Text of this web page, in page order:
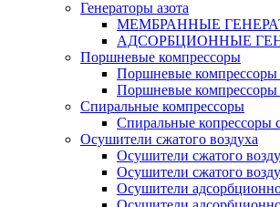
Генераторы азота
МЕМБРАННЫЕ
АДСОРБЦИОННЫЕ
Поршневые компрессоры
Поршневые компрессоры
Поршневые компрессоры
Спиральные компрессоры
Спиральные копрессоры
Осушители сжатого воздуха
Осушители сжатого
Осушители сжатого
Осушители